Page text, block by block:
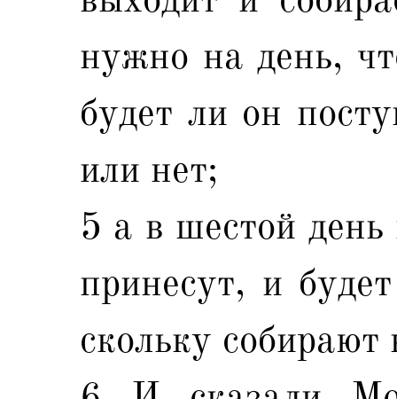
нужно на день,
будет ли он
или нет;
5 а в шестой день
принесут, и
скольку